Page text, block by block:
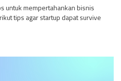
untuk mempertahankan bisnis
tips agar startup dapat survive